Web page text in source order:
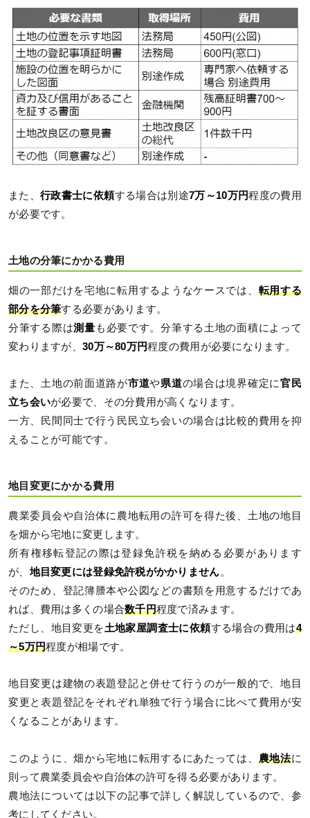
また、行政書士に依頼する場合は別途7万～10万円程度の費用
が必要です。
土地の分筆にかかる費用
畑の一部だけを宅地に転用するようなケースでは、 転用する
部分を分筆する必要があります。
分筆する際は測量も必要です。分筆する土地の面積によって
変わりますが、 30万～80万円程度の費用が必要になります。
また、土地の前面道路が市道や県道の場合は境界確定に官民
立ち会いが必要で、その分費用が高くなります。
一方、民間同士で行う民民立ち会いの場合は比較的費用を抑
えることが可能です。
地目変更にかかる費用
農業委員会や自治体に農地転用の許可を得た後、土地の地目
を畑から宅地に変更します。
所有権移転登記の際は登録免許税を納める必要があります
が、地目変更には登録免許税がかかりません。
そのため、登記簿謄本や公図などの書類を用意するだけであ
れば、費用は多くの場合数千円程度で済みます。
ただし、地目変更を土地家屋調査士に依頼する場合の費用は4
～5万円程度が相場です。
地目変更は建物の表題登記と併せて行うのが一般的で、地目
変更と表題登記をそれぞれ単独で行う場合に比べて費用が安
くなることがあります。
このように、畑から宅地に転用するにあたっては、 農地法に
則って農業委員会や自治体の許可を得る必要があります。
農地法については以下の記事で詳しく解説しているので、参
考にしてください。